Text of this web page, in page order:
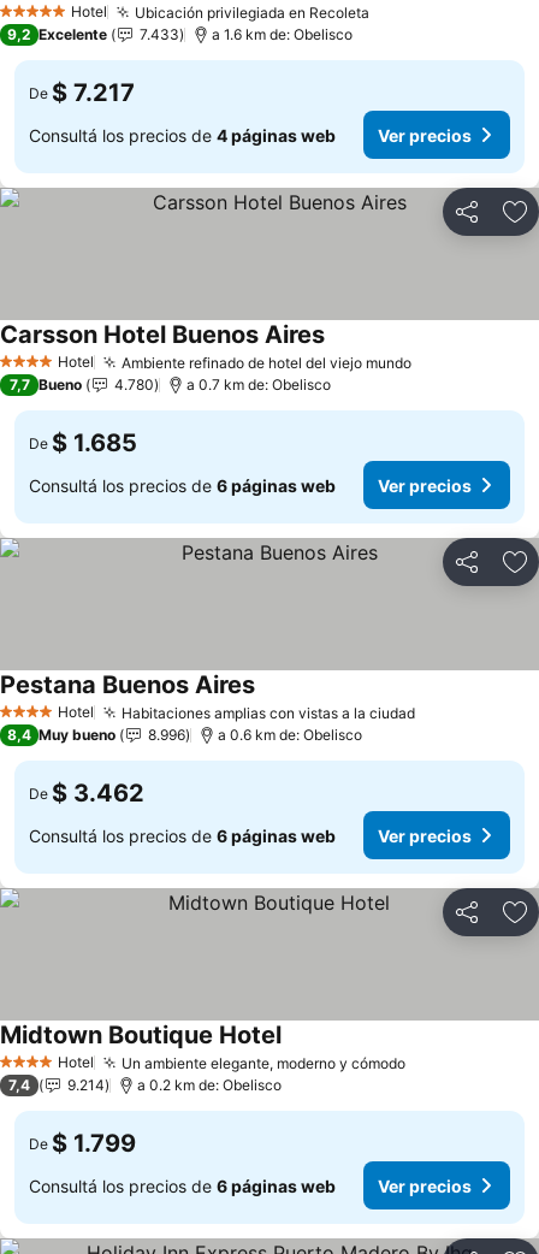
5 Estrellas Hotel Ubicación privilegiada en Recoleta
9,2 Excelente 7.433 a 1.6 km de: Obelisco
De $ 7.217
Consultá los precios de 4 páginas web Ver precios
Compartir
4 EstrellasHotel Ambiente refinado de hotel del viejo mundo
Carsson Hotel Buenos Aires
7,7 Bueno 4.780 a 0.7 km de: Obelisco
De $ 1.685
Consultá los precios de 6 páginas web Ver precios
Compartir
4 EstrellasHotel Habitaciones amplias con vistas a la ciudad
Pestana Buenos Aires
8,4 Muy bueno 8.996 a 0.6 km de: Obelisco
De $ 3.462
Consultá los precios de 6 páginas web Ver precios
Compartir
4 EstrellasHotel Un ambiente elegante, moderno y cómodo
Midtown Boutique Hotel
7,4 9.214 a 0.2 km de: Obelisco
De $ 1.799
Consultá los precios de 6 páginas web Ver precios